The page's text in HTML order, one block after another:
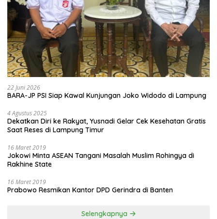
22 Juni 2026
BARA-JP PSI Siap Kawal Kunjungan Joko Widodo di Lampung
4 Agustus 2025
Dekatkan Diri ke Rakyat, Yusnadi Gelar Cek Kesehatan Gratis
Saat Reses di Lampung Timur
16 Maret 2019
Jokowi Minta ASEAN Tangani Masalah Muslim Rohingya di
Rakhine State
16 Maret 2019
Prabowo Resmikan Kantor DPD Gerindra di Banten
Selengkapnya